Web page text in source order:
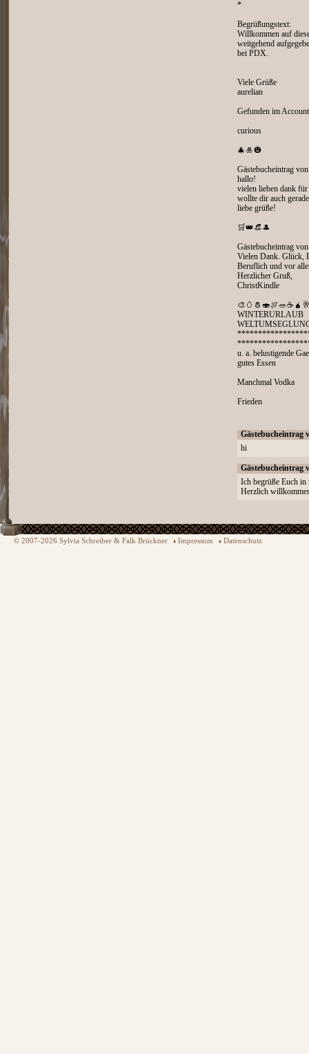
*
Begrüßungstext:
Willkommen auf
weitgehend
bei PDX.
Viele Grüße
aurelian
Gefunden im Account
curious
🎄🎍🎃
Gästebucheintrag
hallo!
vielen lieben dank
wollte dir auch
liebe grüße!
🛒👑👒🎩
Gästebucheintrag
Vielen Dank. Glück,
Beruflich und vor
Herzlicher Gruß,
ChristKindle
WINTERURLAUB
u. a. belustigende
gutes Essen
Manchmal Vodka
Frieden
Gästebucheintrag
hi
Gästebucheintrag
Ich begrüße Euch in
Herzlich
© 2007-2026 Sylvia Schreiber & Falk Brückner Impressum Datenschutz